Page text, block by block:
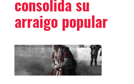
consolida su
arraigo popular